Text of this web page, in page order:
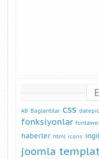
AB Baglantilar css
fonksiyonlar
haberler html icons
joomla